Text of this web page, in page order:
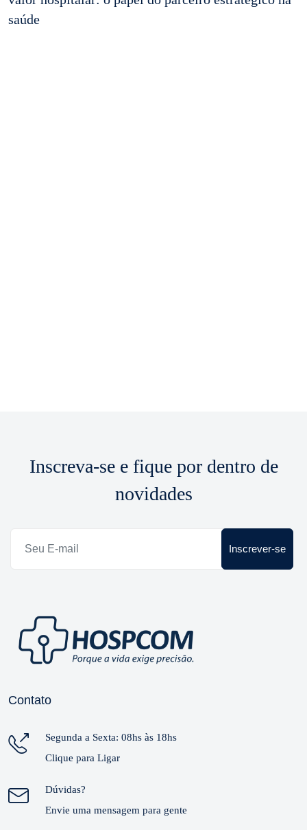
saúde
Inscreva-se e fique por dentro de
novidades
Inscrever-se
Contato
Segunda a Sexta: 08hs às 18hs
Clique para Ligar
Dúvidas?
Envie uma mensagem para gente